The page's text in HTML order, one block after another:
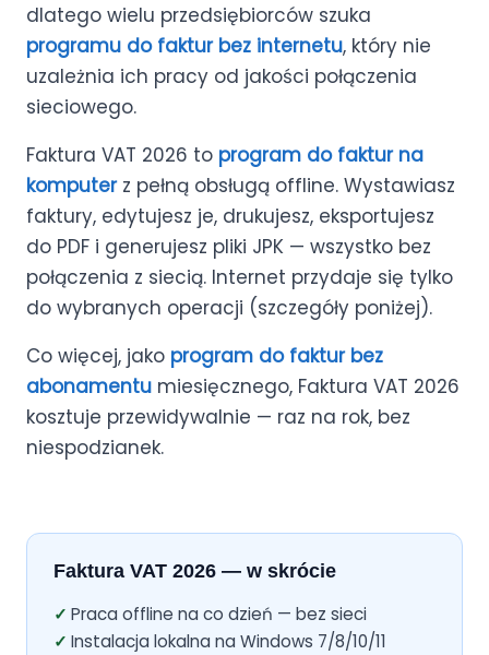
dlatego wielu przedsiębiorców szuka
programu do faktur bez internetu, który nie
uzależnia ich pracy od jakości połączenia
sieciowego.
Faktura VAT 2026 to program do faktur na
komputerz pełną obsługą offline. Wystawiasz
faktury, edytujesz je, drukujesz, eksportujesz
do PDF i generujesz pliki JPK — wszystko bez
połączenia z siecią. Internet przydaje się tylko
do wybranych operacji (szczegóły poniżej).
Co więcej, jako program do faktur bez
abonamentu miesięcznego, Faktura VAT 2026
kosztuje przewidywalnie — raz na rok, bez
niespodzianek.
Faktura VAT 2026 — w skrócie
Praca offline na co dzień — bez sieci
Instalacja lokalna na Windows 7/8/10/11